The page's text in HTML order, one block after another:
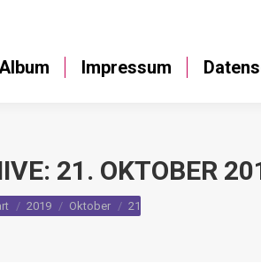
Impressum
21. OKTOBER
befinden sich hier:
2019 Oktober 21